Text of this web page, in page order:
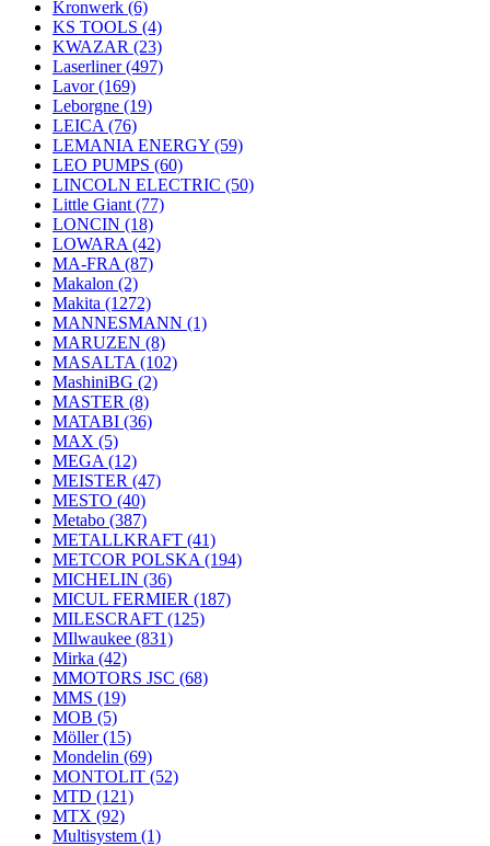
Kronwerk (6)
KS TOOLS (4)
KWAZAR (23)
Laserliner(497)
Lavor(169)
Leborgne (19)
LEICA (76)
LEMANIA ENERGY (59)
LEO PUMPS (60)
LINCOLN ELECTRIC (50)
Little Giant (77)
LONCIN (18)
LOWARA (42)
MA-FRA (87)
Makalon (2)
Makita (1272)
MANNESMANN (1)
MARUZEN (8)
MASALTA (102)
MashiniBG (2)
MASTER (8)
MATABI (36)
MAX (5)
MEGA (12)
MEISTER (47)
MESTO (40)
Metabo (387)
METALLKRAFT (41)
METCOR POLSKA (194)
MICHELIN (36)
MICUL FERMIER (187)
MILESCRAFT (125)
MIlwaukee (831)
Mirka (42)
MMOTORS JSC (68)
MMS (19)
MOB (5)
Möller(15)
Mondelin (69)
MONTOLIT (52)
MTD (121)
MTX (92)
Multisystem (1)